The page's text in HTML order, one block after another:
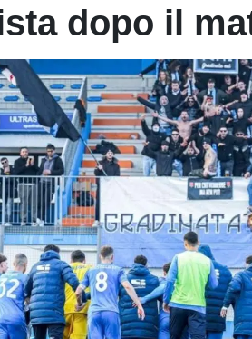
dopo il